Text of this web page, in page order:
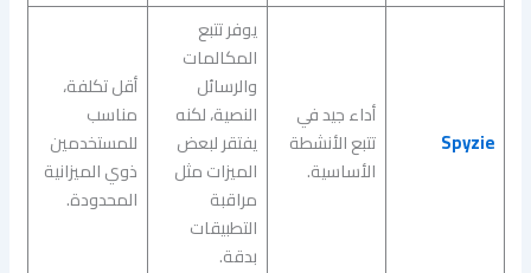
Spyzie
أداء جيد في
تتبع الأنشطة
الأساسية.
يوفر تتبع
المكالمات
والرسائل
النصية، لكنه
يفتقر لبعض
الميزات مثل
مراقبة
التطبيقات
بدقة.
أقل تكلفة،
مناسب
للمستخدمين
ذوي الميزانية
المحدودة.